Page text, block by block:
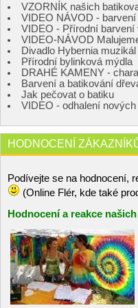
VZORNÍK našich
VIDEO NÁVOD -
VIDEO - Přírodní barvení
VIDEO-NÁVOD
Divadlo Hybernia
Přírodní bylinková mýdla
DRAHÉ KAMENY -
Barvení a batikování
Jak pečovat o batiku
VIDEO - odhalení
HODNOCENÍ
Podívejte se na hodnocení,
(Online Flér, kde také
Hodnocení a reakce